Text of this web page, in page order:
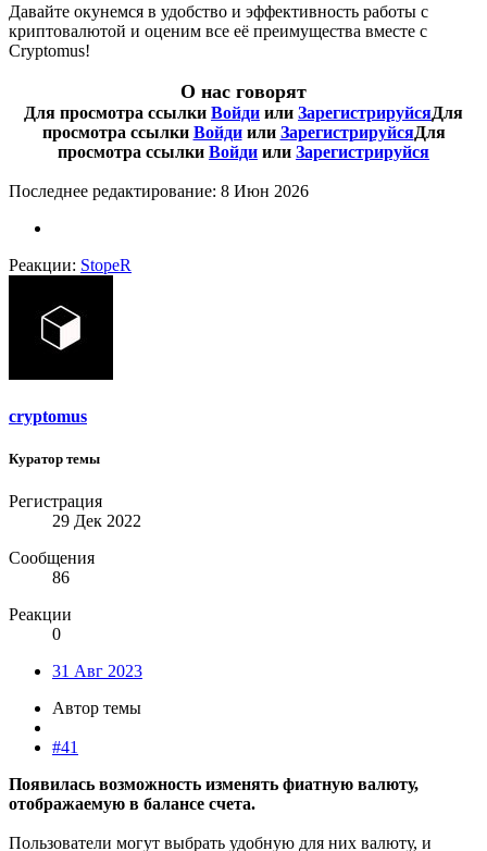
Давайте окунемся в удобство и эффективность работы с
криптовалютой и оценим все её преимущества вместе с
Cryptomus!
О нас говорят
Для просмотра ссылки Войди или ЗарегистрируйсяДля
просмотра ссылки Войди или ЗарегистрируйсяДля
просмотра ссылки Войди или Зарегистрируйся
Последнее редактирование: 8 Июн 2026
Реакции: StopeR
cryptomus
Куратор темы
Регистрация
29 Дек 2022
Сообщения
86
Реакции
0
31 Авг 2023
Автор темы
#41
Появилась возможность изменять фиатную валюту,
отображаемую в балансе счета.
Пользователи могут выбрать удобную для них валюту, и